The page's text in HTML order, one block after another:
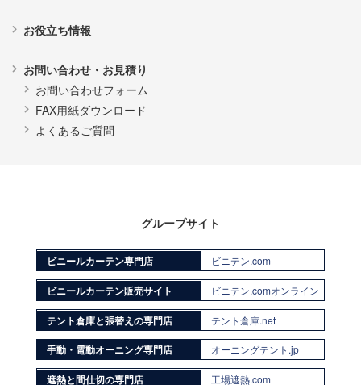
お役立ち情報
お問い合わせ・お見積り
お問い合わせフォーム
FAX用紙ダウンロード
よくあるご質問
グループサイト
ビニールカーテン専門店 ビニテン.com
ビニールカーテン販売サイト ビニテン.comオンライン
テント倉庫と張替えの専門店 テント倉庫.net
手動・電動オーニング専門店 オーニングテント.jp
遮熱と間仕切の専門店 工場遮熱.com